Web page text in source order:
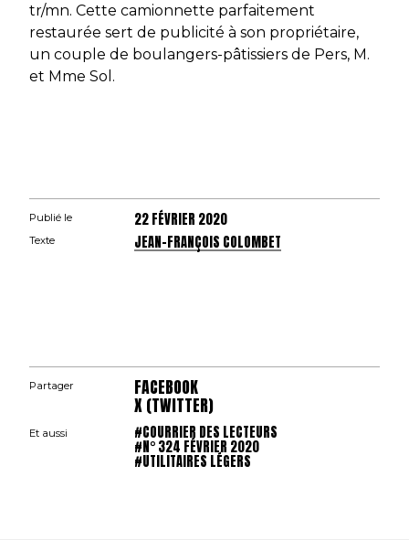
tr/mn. Cette camionnette parfaitement
restaurée sert de publicité à son propriétaire,
un couple de boulangers-pâtissiers de Pers, M.
et Mme Sol.
Publié le 22 FÉVRIER 2020
Texte JEAN-FRANÇOIS COLOMBET
Partager FACEBOOK
X (TWITTER)
Et aussi #COURRIER DES LECTEURS
#N° 324 FÉVRIER 2020
#UTILITAIRES LÉGERS